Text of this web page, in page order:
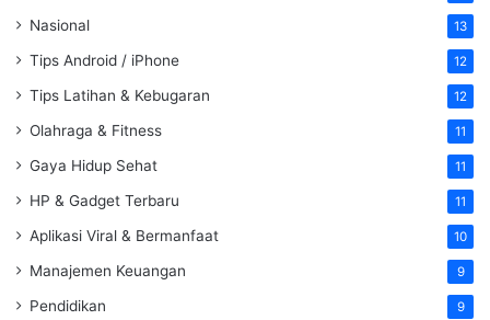
Nasional 13
Tips Android / iPhone 12
Tips Latihan & Kebugaran 12
Olahraga & Fitness 11
Gaya Hidup Sehat 11
HP & Gadget Terbaru 11
Aplikasi Viral & Bermanfaat 10
Manajemen Keuangan 9
Pendidikan 9